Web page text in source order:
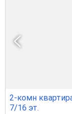
2-комн
7/16 эт.